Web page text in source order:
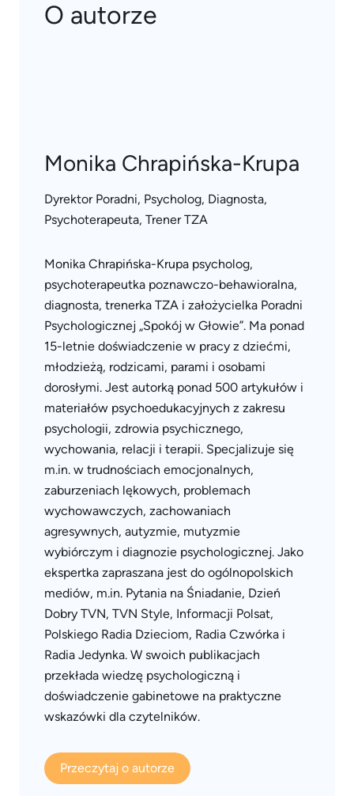
O autorze
Monika Chrapińska-Krupa
Dyrektor Poradni, Psycholog, Diagnosta,
Psychoterapeuta, Trener TZA
Monika Chrapińska-Krupa psycholog,
psychoterapeutka poznawczo-behawioralna,
diagnosta, trenerka TZA i założycielka Poradni
Psychologicznej „Spokój w Głowie”. Ma ponad
15-letnie doświadczenie w pracy z dziećmi,
młodzieżą, rodzicami, parami i osobami
dorosłymi. Jest autorką ponad 500 artykułów i
materiałów psychoedukacyjnych z zakresu
psychologii, zdrowia psychicznego,
wychowania, relacji i terapii. Specjalizuje się
m.in. w trudnościach emocjonalnych,
zaburzeniach lękowych, problemach
wychowawczych, zachowaniach
agresywnych, autyzmie, mutyzmie
wybiórczym i diagnozie psychologicznej. Jako
ekspertka zapraszana jest do ogólnopolskich
mediów, m.in. Pytania na Śniadanie, Dzień
Dobry TVN, TVN Style, Informacji Polsat,
Polskiego Radia Dzieciom, Radia Czwórka i
Radia Jedynka. W swoich publikacjach
przekłada wiedzę psychologiczną i
doświadczenie gabinetowe na praktyczne
wskazówki dla czytelników.
Przeczytaj o autorze